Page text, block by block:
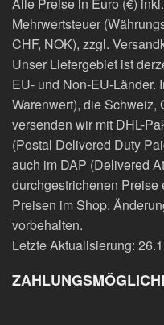
Alle Preise in Euro (€)
Mehrwertsteuer
CHF, NOK), zzgl.
Unser Liefergebiet ist
EU- und Non-EU-Länder.
Warenwert), die
versenden wir mit DHL-
(Postal Delivered Duty
auch im DAP (Delivered
durchgestrichenen
Preisen im Shop.
vorbehalten.
Letzte Aktualisierung: